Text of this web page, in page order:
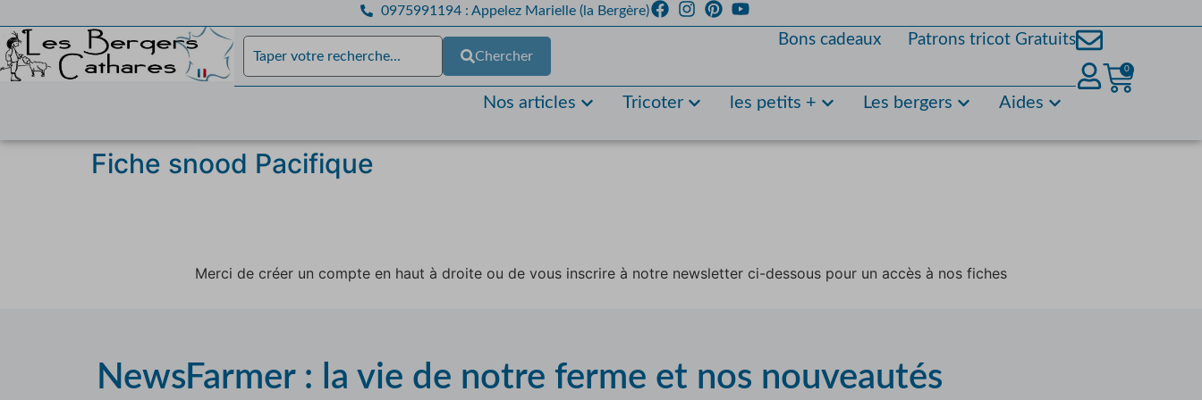
0975991194 : Appelez Marielle (la Bergère)
Chercher
Bons cadeaux Patrons tricot Gratuits
Nos articles Tricoter les petits + Les bergers Aides
0
Fiche snood Pacifique
Merci de créer un compte en haut à droite ou de vous inscrire à notre newsletter ci-dessous pour un accès à nos fiches
NewsFarmer : la vie de notre ferme et nos nouveautés